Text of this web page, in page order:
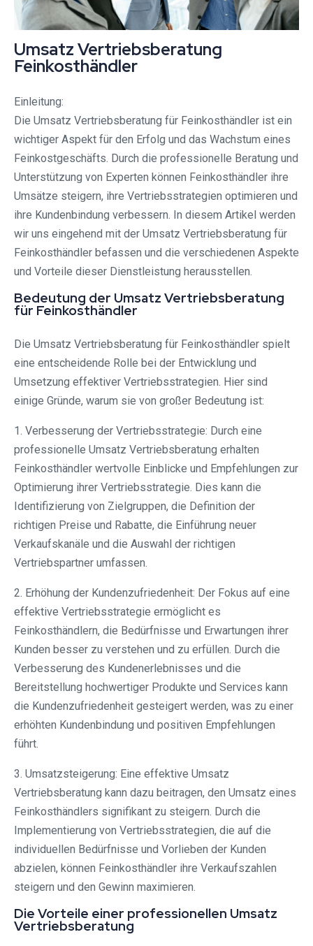
Umsatz Vertriebsberatung
Feinkosthändler
Einleitung:
Die Umsatz Vertriebsberatung für Feinkosthändler ist ein
wichtiger Aspekt für den Erfolg und das Wachstum eines
Feinkostgeschäfts. Durch die professionelle Beratung und
Unterstützung von Experten können Feinkosthändler ihre
Umsätze steigern, ihre Vertriebsstrategien optimieren und
ihre Kundenbindung verbessern. In diesem Artikel werden
wir uns eingehend mit der Umsatz Vertriebsberatung für
Feinkosthändler befassen und die verschiedenen Aspekte
und Vorteile dieser Dienstleistung herausstellen.
Bedeutung der Umsatz Vertriebsberatung
für Feinkosthändler
Die Umsatz Vertriebsberatung für Feinkosthändler spielt
eine entscheidende Rolle bei der Entwicklung und
Umsetzung effektiver Vertriebsstrategien. Hier sind
einige Gründe, warum sie von großer Bedeutung ist:
1. Verbesserung der Vertriebsstrategie: Durch eine
professionelle Umsatz Vertriebsberatung erhalten
Feinkosthändler wertvolle Einblicke und Empfehlungen zur
Optimierung ihrer Vertriebsstrategie. Dies kann die
Identifizierung von Zielgruppen, die Definition der
richtigen Preise und Rabatte, die Einführung neuer
Verkaufskanäle und die Auswahl der richtigen
Vertriebspartner umfassen.
2. Erhöhung der Kundenzufriedenheit: Der Fokus auf eine
effektive Vertriebsstrategie ermöglicht es
Feinkosthändlern, die Bedürfnisse und Erwartungen ihrer
Kunden besser zu verstehen und zu erfüllen. Durch die
Verbesserung des Kundenerlebnisses und die
Bereitstellung hochwertiger Produkte und Services kann
die Kundenzufriedenheit gesteigert werden, was zu einer
erhöhten Kundenbindung und positiven Empfehlungen
führt.
3. Umsatzsteigerung: Eine effektive Umsatz
Vertriebsberatung kann dazu beitragen, den Umsatz eines
Feinkosthändlers signifikant zu steigern. Durch die
Implementierung von Vertriebsstrategien, die auf die
individuellen Bedürfnisse und Vorlieben der Kunden
abzielen, können Feinkosthändler ihre Verkaufszahlen
steigern und den Gewinn maximieren.
Die Vorteile einer professionellen Umsatz
Vertriebsberatung